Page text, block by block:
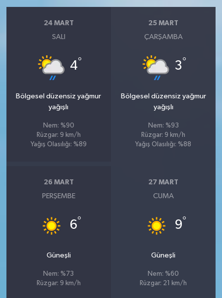
24 MART
SALI
4°
Bölgesel düzensiz yağmur
yağışlı
Nem: %90
Rüzgar: 9 km/h
Yağış Olasılığı: %89
25 MART
ÇARŞAMBA
3°
Bölgesel düzensiz yağmur
yağışlı
Nem: %93
Rüzgar: 9 km/h
Yağış Olasılığı: %88
26 MART
PERŞEMBE
6°
Güneşli
Nem: %73
Rüzgar: 9 km/h
27 MART
CUMA
9°
Güneşli
Nem: %60
Rüzgar: 21 km/h